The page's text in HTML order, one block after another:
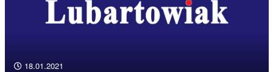
18.01.2021